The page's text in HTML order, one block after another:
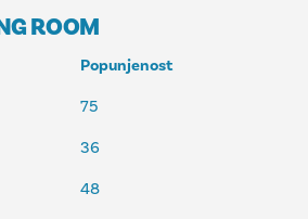
ROOM
Popunjenost
75
36
48